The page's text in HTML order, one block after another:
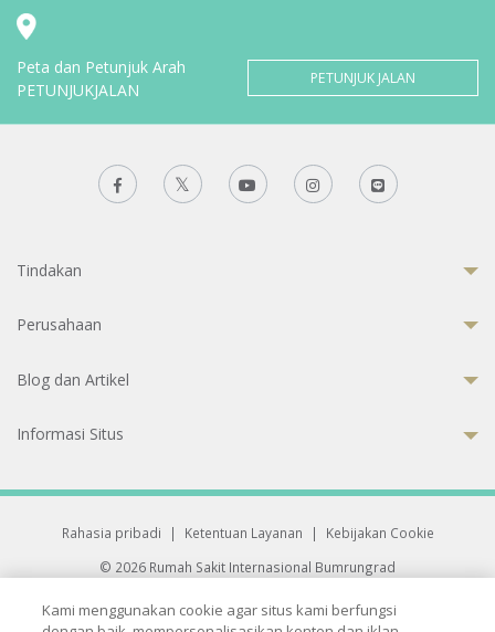
Peta dan Petunjuk Arah
PETUNJUKJALAN
PETUNJUK JALAN
Tindakan
Perusahaan
Blog dan Artikel
Informasi Situs
Rahasia pribadi | Ketentuan Layanan |
Kebijakan Cookie
© 2026 Rumah Sakit Internasional Bumrungrad
33 Sukhumvit 3, Wattana, Bangkok 10110 Thailand.
Kami menggunakan cookie agar situs kami berfungsi